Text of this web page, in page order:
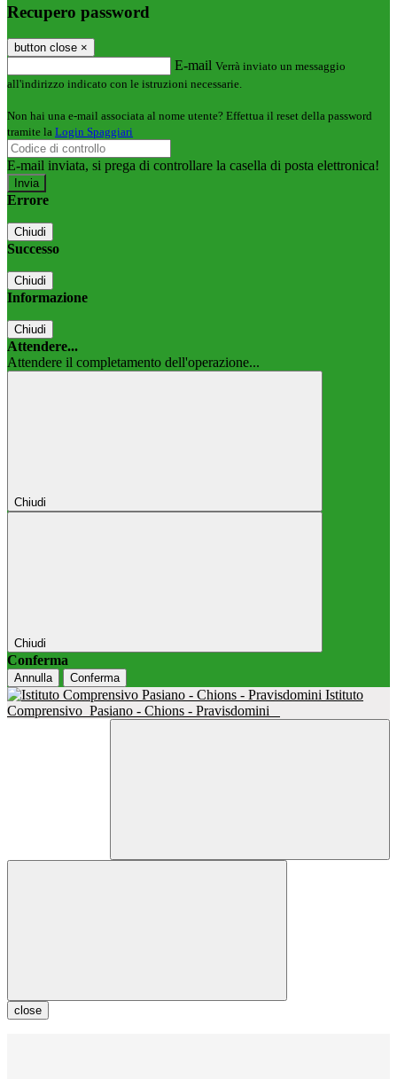
Recupero password
button close ×
E-mail Verrà inviato un messaggio
all'indirizzo indicato con le istruzioni necessarie.
Non hai una e-mail associata al nome utente? Effettua il reset della password
tramite la Login Spaggiari
E-mail inviata, si prega di controllare la casella di posta elettronica!
Errore
Chiudi
Successo
Chiudi
Informazione
Chiudi
Attendere...
Attendere il completamento dell'operazione...
Chiudi
Chiudi
Conferma
Annulla Conferma
Istituto
Comprensivo Pasiano - Chions - Pravisdomini
close